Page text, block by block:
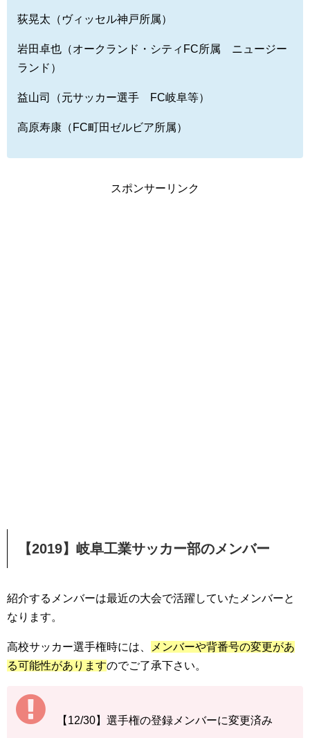
荻晃太（ヴィッセル神戸所属）
岩田卓也（オークランド・シティFC所属 ニュージー
ランド）
益山司（元サッカー選手 FC岐阜等）
高原寿康（FC町田ゼルビア所属）
スポンサーリンク
【2019】岐阜工業サッカー部のメンバー
紹介するメンバーは最近の大会で活躍していたメンバーと
なります。
高校サッカー選手権時には、
メンバーや背番号の変更があ
る可能性がありますのでご了承下さい。
【12/30】選手権の登録メンバーに変更済み